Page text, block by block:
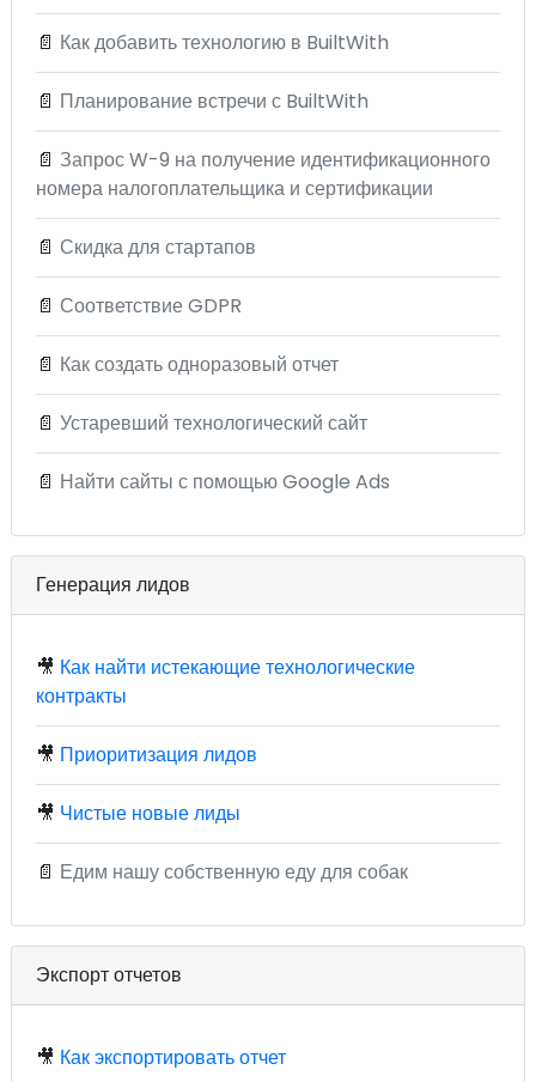
📄 Как добавить технологию в BuiltWith
📄 Планирование встречи с BuiltWith
📄 Запрос W-9 на получение идентификационного
номера налогоплательщика и сертификации
📄 Скидка для стартапов
📄 Соответствие GDPR
📄 Как создать одноразовый отчет
📄 Устаревший технологический сайт
📄 Найти сайты с помощью Google Ads
Генерация лидов
🎥 Как найти истекающие технологические
контракты
🎥 Приоритизация лидов
🎥 Чистые новые лиды
📄 Едим нашу собственную еду для собак
Экспорт отчетов
🎥 Как экспортировать отчет